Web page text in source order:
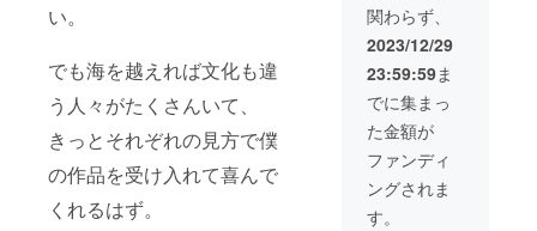
い。
でも海を越えれば文化も違
う人々がたくさんいて、
きっとそれぞれの見方で僕
の作品を受け入れて喜んで
くれるはず。
も書い
てOK！
基本的
に手書
きの想
定なの
で、お
届け先
にシャ
ツとペ
ンを送
品が完
成する
後まで
丁寧に
お付き
合いし
ます！
作品は
二択。2
ます。
ヒアリ
ングの
のち、
手間暇
かけて
情熱を
込めて
妥協の
一切な
関わらず、
2023/12/29
23:59:59ま
でに集まっ
た金額が
ファンディ
ングされま
す。